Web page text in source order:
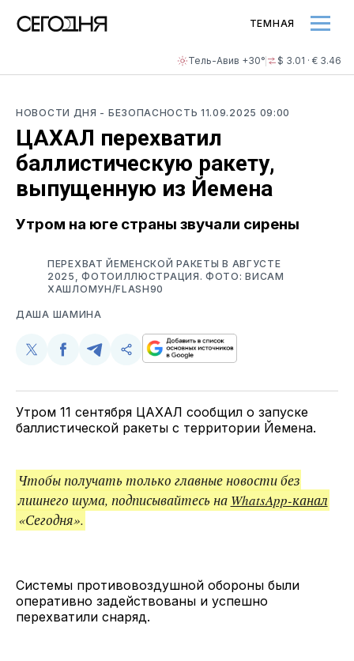
Тель-Авив +30° $ 3.01 · € 3.46
ТЕМНАЯ
НОВОСТИ ДНЯ - БЕЗОПАСНОСТЬ 11.09.2025 09:00
ЦАХАЛ перехватил
баллистическую ракету,
выпущенную из Йемена
Утром на юге страны звучали сирены
ПЕРЕХВАТ ЙЕМЕНСКОЙ РАКЕТЫ В АВГУСТЕ
2025, ФОТОИЛЛЮСТРАЦИЯ. ФОТО: ВИСАМ
ХАШЛОМУН/FLASH90
ДАША ШАМИНА
Поделиться
Twitter
Поделиться
Facebook
Поделиться
Telegram
Скопируйте
поделитесь
ссылкой
Утром 11 сентября ЦАХАЛ сообщил о запуске
баллистической ракеты с территории Йемена.
Чтобы получать только главные новости без
лишнего шума, подписывайтесь на WhatsApp-канал
«Сегодня».
Системы противовоздушной обороны были
оперативно задействованы и успешно
перехватили снаряд.